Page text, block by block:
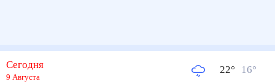
Сегодня
9 Августа
22° 16°